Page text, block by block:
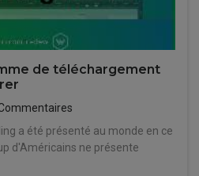
de téléchargement
a été présenté au monde en ce
d'Américains ne présente